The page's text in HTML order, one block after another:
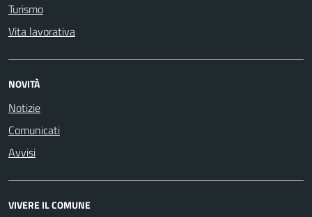
Turismo
Vita lavorativa
NOVITÀ
Notizie
Comunicati
Avvisi
VIVERE IL COMUNE